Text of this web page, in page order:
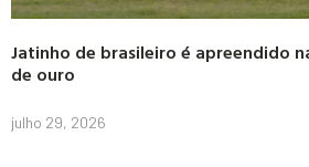
Jatinho de brasileiro é apreendido
de ouro
julho 29, 2026